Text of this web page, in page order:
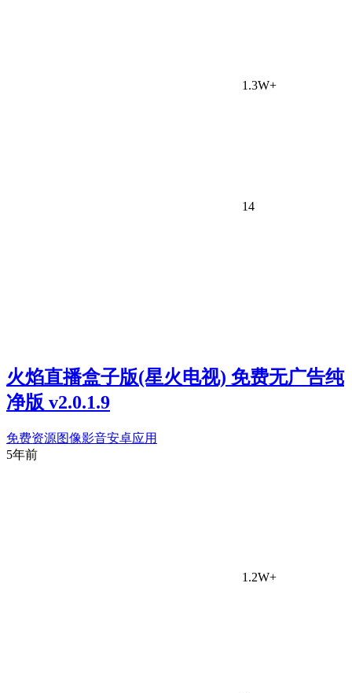
1.3W+
14
火焰直播盒子版(星火电视) 免费无广告纯
净版 v2.0.1.9
免费资源图像影音安卓应用
5年前
1.2W+